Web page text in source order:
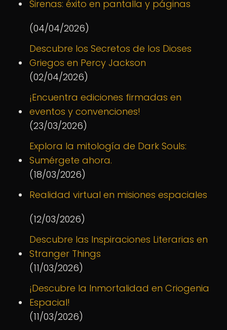
Sirenas: éxito en pantalla y páginas
(04/04/2026)
Descubre los Secretos de los Dioses
Griegos en Percy Jackson
(02/04/2026)
¡Encuentra ediciones firmadas en
eventos y convenciones!
(23/03/2026)
Explora la mitología de Dark Souls:
Sumérgete ahora.
(18/03/2026)
Realidad virtual en misiones espaciales
(12/03/2026)
Descubre las Inspiraciones Literarias en
Stranger Things
(11/03/2026)
¡Descubre la Inmortalidad en Criogenia
Espacial!
(11/03/2026)